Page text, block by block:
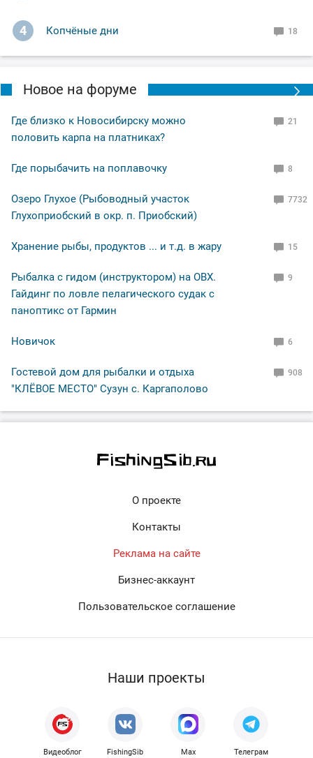
4 Копчёные дни 18
Новое на форуме
Где близко к Новосибирску можно
половить карпа на платниках?
21
Где порыбачить на поплавочку 8
Озеро Глухое (Рыбоводный участок
Глухоприобский в окр. п. Приобский)
7732
Хранение рыбы, продуктов ... и т.д. в жару 15
Рыбалка с гидом (инструктором) на ОВХ.
Гайдинг по ловле пелагического судак с
паноптикс от Гармин
9
Новичок 6
Гостевой дом для рыбалки и отдыха
"КЛЁВОЕ МЕСТО" Сузун с. Каргаполово
908
О проекте
Контакты
Реклама на сайте
Бизнес-аккаунт
Пользовательское соглашение
Наши проекты
Видеоблог
FishingSib
Max
Телеграм